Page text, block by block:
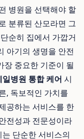
병원을 선택해야 할
분류된 산모라면 그
순히 집에서 가깝거
아기의 생명을 안전
장 중요한 기준이 될
병원 통합 케어 시
, 독보적인 가치를
공하는 서비스를 한
전성과 전문성이라
단순한 서비스의